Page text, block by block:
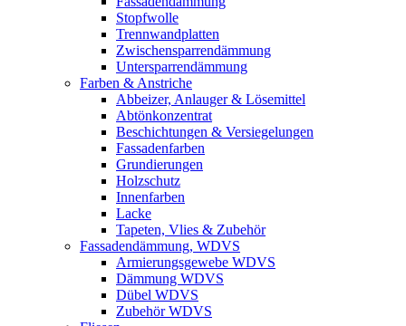
Stopfwolle
Trennwandplatten
Zwischensparrendämmung
Untersparrendämmung
Farben & Anstriche
Abbeizer, Anlauger & Lösemittel
Abtönkonzentrat
Beschichtungen & Versiegelungen
Fassadenfarben
Grundierungen
Holzschutz
Innenfarben
Lacke
Tapeten, Vlies & Zubehör
Fassadendämmung, WDVS
Armierungsgewebe WDVS
Dämmung WDVS
Dübel WDVS
Zubehör WDVS